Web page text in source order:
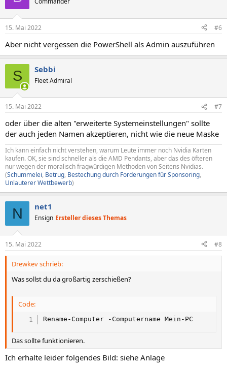
e
:
15. Mai 2022 #6
Aber nicht vergessen die PowerShell als Admin auszuführen
S Sebbi
Fleet Admiral
15. Mai 2022 #7
oder über die alten "erweiterte Systemeinstellungen" sollte
der auch jeden Namen akzeptieren, nicht wie die neue Maske
Ich kann einfach nicht verstehen, warum Leute immer noch Nvidia Karten
kaufen. OK, sie sind schneller als die AMD Pendants, aber das des öfteren
nur wegen der moralisch fragwürdigen Methoden von Seitens Nvidias.
(Schummelei, Betrug, Bestechung durch Forderungen für Sponsoring,
Unlauterer Wettbewerb)
N net1
Ensign Ersteller dieses Themas
15. Mai 2022 #8
Drewkev schrieb:
Was sollst du da großartig zerschießen?
Code:
Rename-Computer -Computername Mein-PC
Das sollte funktionieren.
Ich erhalte leider folgendes Bild: siehe Anlage